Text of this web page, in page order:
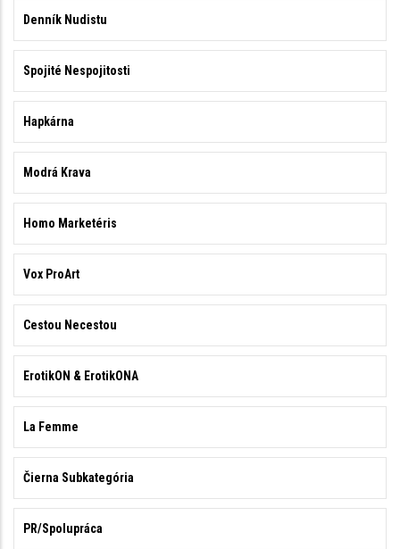
Denník Nudistu
Spojité Nespojitosti
Hapkárna
Modrá Krava
Homo Marketéris
Vox ProArt
Cestou Necestou
ErotikON & ErotikONA
La Femme
Čierna Subkategória
PR/Spolupráca